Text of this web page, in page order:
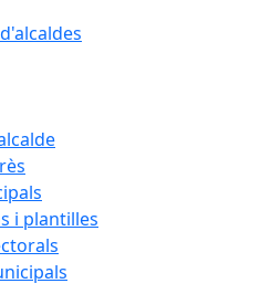
i plantilles